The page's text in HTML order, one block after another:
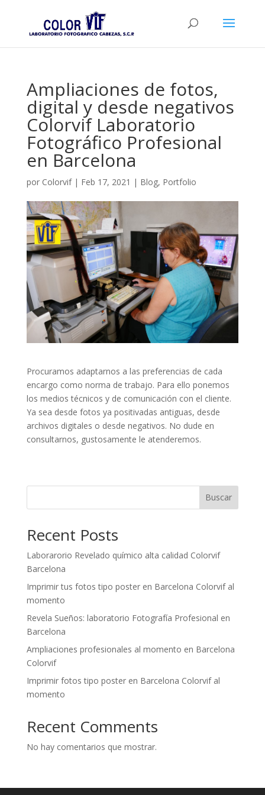
Ampliaciones de fotos,
digital y desde negativos
Colorvif Laboratorio
Fotográfico Profesional
en Barcelona
por Colorvif| Feb 17, 2021 | Blog, Portfolio
Procuramos adaptarnos a las preferencias de cada
encargo como norma de trabajo. Para ello ponemos
los medios técnicos y de comunicación con el cliente.
Ya sea desde fotos ya positivadas antiguas, desde
archivos digitales o desde negativos. No dude en
consultarnos, gustosamente le atenderemos.
Buscar
Recent Posts
Laborarorio Revelado químico alta calidad Colorvif
Barcelona
Imprimir tus fotos tipo poster en Barcelona Colorvif al
momento
Revela Sueños: laboratorio Fotografía Profesional en
Barcelona
Ampliaciones profesionales al momento en Barcelona
Colorvif
Imprimir fotos tipo poster en Barcelona Colorvif al
momento
Recent Comments
No hay comentarios que mostrar.